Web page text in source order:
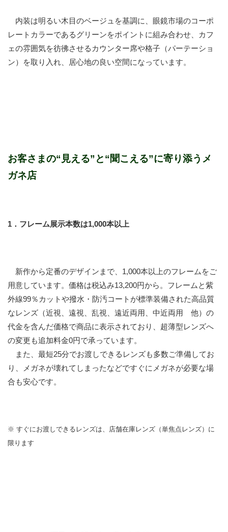
内装は明るい木目のベージュを基調に、眼鏡市場のコーポ
レートカラーであるグリーンをポイントに組み合わせ、カフ
ェの雰囲気を彷彿させるカウンター席や格子（パーテーショ
ン）を取り入れ、居心地の良い空間になっています。
お客さまの“見える”と“聞こえる”に寄り添うメ
ガネ店
1．フレーム展示本数は1,000本以上
新作から定番のデザインまで、1,000本以上のフレームをご
用意しています。価格は税込み13,200円から。フレームと紫
外線99％カットや撥水・防汚コートが標準装備された高品質
なレンズ（近視、遠視、乱視、遠近両用、中近両用 他）の
代金を含んだ価格で商品に表示されており、超薄型レンズへ
の変更も追加料金0円で承っています。
また、最短25分でお渡しできるレンズも多数ご準備してお
り、メガネが壊れてしまったなどですぐにメガネが必要な場
合も安心です。
※ すぐにお渡しできるレンズは、店舗在庫レンズ（単焦点レンズ）に
限ります